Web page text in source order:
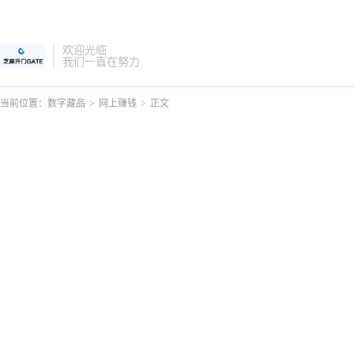
欢迎光临
我们一直在努力
当前位置： 数字藏品 > 网上赚钱 > 正文